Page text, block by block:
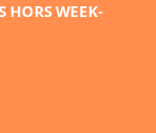
HORS WEEK-